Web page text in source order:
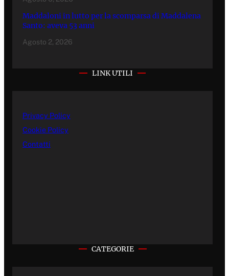
Maddaloni in lutto per la scomparsa di Maddalena
Santo: aveva 53 anni
Agosto 2, 2026
LINK UTILI
Privacy Policy
Cookie Policy
Contatti
CATEGORIE